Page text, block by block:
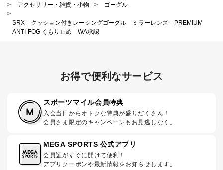
>
アクセサリー・雑貨・小物 >
ゴーグル
>
SRX クッション付きレーシングゴーグル ミラーレンズ PREMIUM
ANTI-FOG くもり止め WA承認
お得で便利なサービス
スポーツマイル会員特典
入会当日からオトクな特典が盛りだくさん！
会員さま限定のキャンペーンもお見逃しなく。
MEGA SPORTS 公式アプリ
会員証がすぐに開けて便利！
アプリクーポンや最新情報をお知らせします。